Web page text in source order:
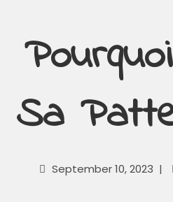
Sa
September 10, 2023